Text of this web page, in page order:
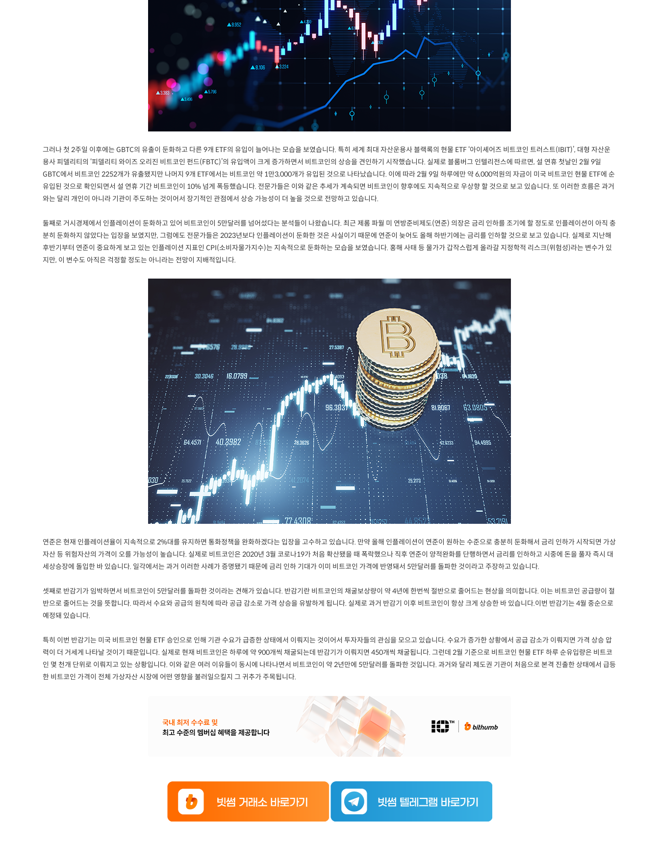
그러나 첫 2주일 이후에는 GBTC의 유출이 둔화하고 다른 9개 ETF의 유입이 늘어나는 모습을 보였습니다. 특히 세계 최대 자산운용사 블랙록의 현물 ETF ‘아이셰어즈 비트코인 트러스트(IBIT)’, 대형 자산운
용사 피델리티의 ‘피델리티 와이즈 오리진 비트코인 펀드(FBTC)’의 유입액이 크게 증가하면서 비트코인의 상승을 견인하기 시작했습니다. 실제로 블룸버그 인텔리전스에 따르면, 설 연휴 첫날인 2월 9일
GBTC에서 비트코인 2252개가 유출됐지만 나머지 9개 ETF에서는 비트코인 약 1만3,000개가 유입된 것으로 나타났습니다. 이에 따라 2월 9일 하루에만 약 6,000억원의 자금이 미국 비트코인 현물 ETF에 순
유입된 것으로 확인되면서 설 연휴 기간 비트코인이 10% 넘게 폭등했습니다. 전문가들은 이와 같은 추세가 계속되면 비트코인이 향후에도 지속적으로 우상향 할 것으로 보고 있습니다. 또 이러한 흐름은 과거
와는 달리 개인이 아니라 기관이 주도하는 것이어서 장기적인 관점에서 상승 가능성이 더 높을 것으로 전망하고 있습니다.
둘째로 거시경제에서 인플레이션이 둔화하고 있어 비트코인이 5만달러를 넘어섰다는 분석들이 나왔습니다. 최근 제롬 파월 미 연방준비제도(연준) 의장은 금리 인하를 조기에 할 정도로 인플레이션이 아직 충
분히 둔화하지 않았다는 입장을 보였지만, 그럼에도 전문가들은 2023년보다 인플레이션이 둔화한 것은 사실이기 때문에 연준이 늦어도 올해 하반기에는 금리를 인하할 것으로 보고 있습니다. 실제로 지난해
후반기부터 연준이 중요하게 보고 있는 인플레이션 지표인 CPI(소비자물가지수)는 지속적으로 둔화하는 모습을 보였습니다. 홍해 사태 등 물가가 갑작스럽게 올라갈 지정학적 리스크(위험성)라는 변수가 있
지만, 이 변수도 아직은 걱정할 정도는 아니라는 전망이 지배적입니다.
연준은 현재 인플레이션율이 지속적으로 2%대를 유지하면 통화정책을 완화하겠다는 입장을 고수하고 있습니다. 만약 올해 인플레이션이 연준이 원하는 수준으로 충분히 둔화해서 금리 인하가 시작되면 가상
자산 등 위험자산의 가격이 오를 가능성이 높습니다. 실제로 비트코인은 2020년 3월 코로나19가 처음 확산됐을 때 폭락했으나 직후 연준이 양적완화를 단행하면서 금리를 인하하고 시중에 돈을 풀자 즉시 대
세상승장에 돌입한 바 있습니다. 일각에서는 과거 이러한 사례가 증명됐기 때문에 금리 인하 기대가 이미 비트코인 가격에 반영돼서 5만달러를 돌파한 것이라고 주장하고 있습니다.
셋째로 반감기가 임박하면서 비트코인이 5만달러를 돌파한 것이라는 견해가 있습니다. 반감기란 비트코인의 채굴보상량이 약 4년에 한번씩 절반으로 줄어드는 현상을 의미합니다. 이는 비트코인 공급량이 절
반으로 줄어드는 것을 뜻합니다. 따라서 수요와 공급의 원칙에 따라 공급 감소로 가격 상승을 유발하게 됩니다. 실제로 과거 반감기 이후 비트코인이 항상 크게 상승한 바 있습니다.이번 반감기는 4월 중순으로
예정돼 있습니다.
특히 이번 반감기는 미국 비트코인 현물 ETF 승인으로 인해 기관 수요가 급증한 상태에서 이뤄지는 것이어서 투자자들의 관심을 모으고 있습니다. 수요가 증가한 상황에서 공급 감소가 이뤄지면 가격 상승 압
력이 더 거세게 나타날 것이기 때문입니다. 실제로 현재 비트코인은 하루에 약 900개씩 채굴되는데 반감기가 이뤄지면 450개씩 채굴됩니다. 그런데 2월 기준으로 비트코인 현물 ETF 하루 순유입량은 비트코
인 몇 천개 단위로 이뤄지고 있는 상황입니다. 이와 같은 여러 이유들이 동시에 나타나면서 비트코인이 약 2년만에 5만달러를 돌파한 것입니다. 과거와 달리 제도권 기관이 처음으로 본격 진출한 상태에서 급등
한 비트코인 가격이 전체 가상자산 시장에 어떤 영향을 불러일으킬지 그 귀추가 주목됩니다.